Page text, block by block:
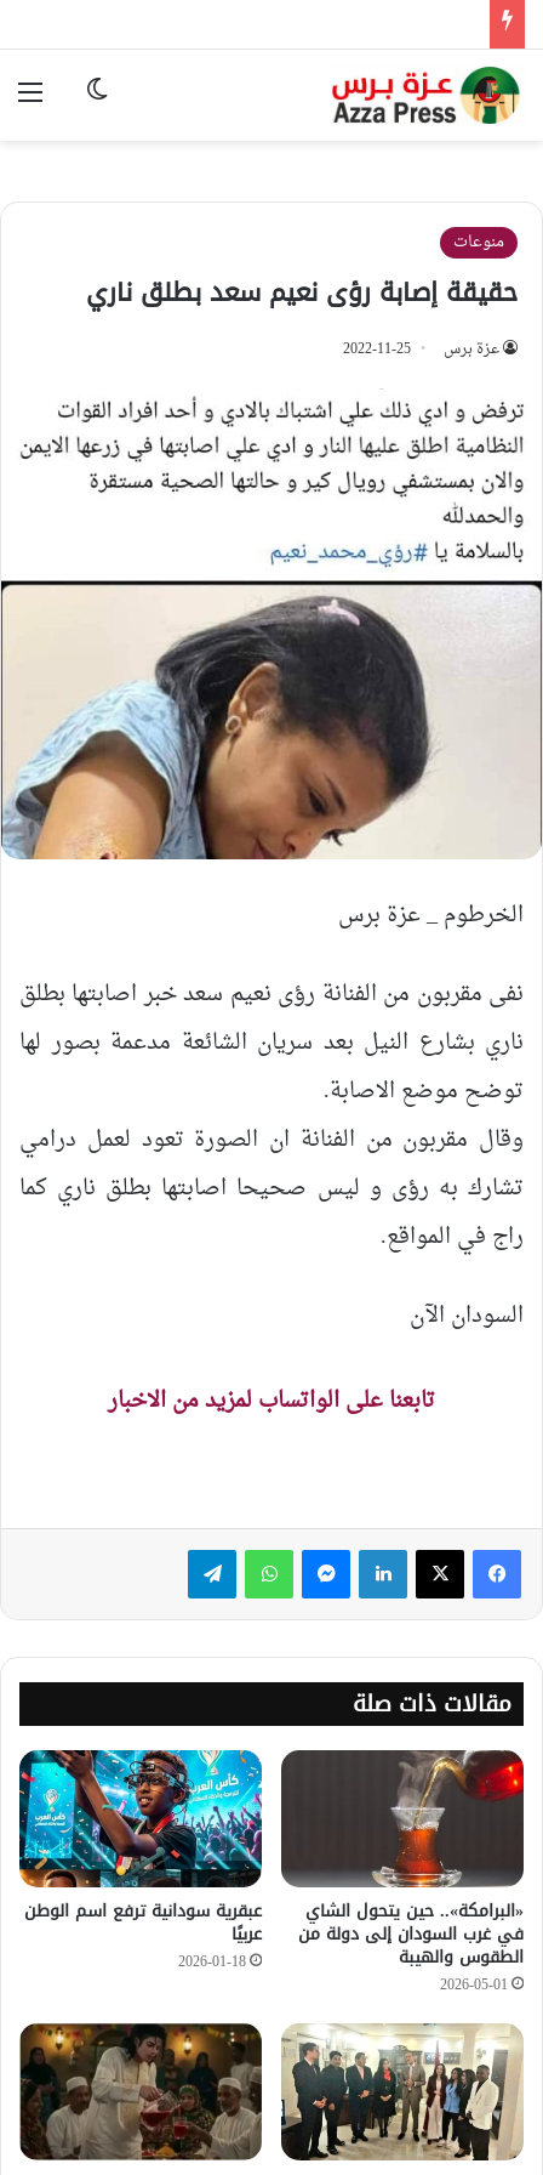
الوضع
منوعات
حقيقة إصابة رؤى نعيم سعد بطلق ناري
عزة برس 2022-11-25
الخرطوم _ عزة برس
نفى مقربون من الفنانة رؤى نعيم سعد خبر اصابتها بطلق
ناري بشارع النيل بعد سريان الشائعة مدعمة بصور لها
توضح موضع الاصابة.
وقال مقربون من الفنانة ان الصورة تعود لعمل درامي
تشارك به رؤى و ليس صحيحا اصابتها بطلق ناري كما
راج في المواقع.
السودان الآن
تابعنا على الواتساب لمزيد من الاخبار
لينكدإن ماسنجر واتساب تيلقرام
مقالات ذات صلة
«البرامكة».. حين يتحول الشاي
في غرب السودان إلى دولة من
الطقوس والهيبة
2026-05-01
عبقرية سودانية ترفع اسم الوطن
عربيًا
2026-01-18